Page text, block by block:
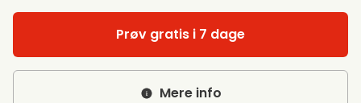
Prøv gratis i 7 dage
Mere info